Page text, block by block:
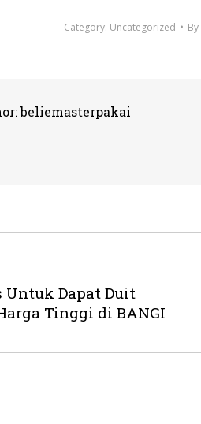
Category: Uncategorized By
beliemasterpakai
Untuk Dapat Duit
Tinggi di BANGI